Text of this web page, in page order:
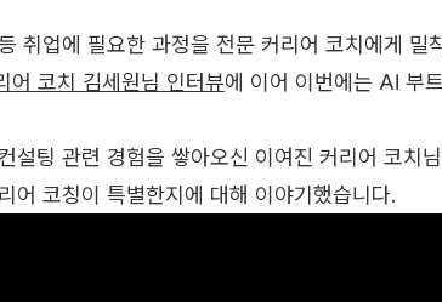
취업에 필요한 과정을 전문 커리어 코치에게 밀
어 코치 김세원님 인터뷰에 이어 이번에는 AI 부
팅 관련 경험을 쌓아오신 이여진 커리어 코치
어 코칭이 특별한지에 대해 이야기했습니다.